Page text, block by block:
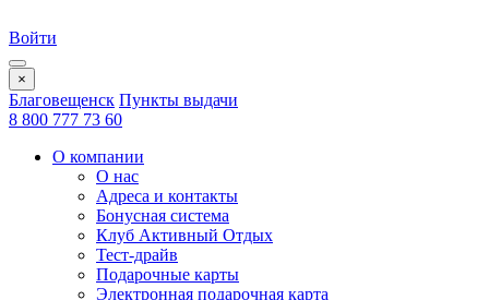
Войти
×
Благовещенск Пункты выдачи
8 800 777 73 60
О компании
О нас
Адреса и контакты
Бонусная система
Клуб Активный Отдых
Тест-драйв
Подарочные карты
Электронная подарочная карта